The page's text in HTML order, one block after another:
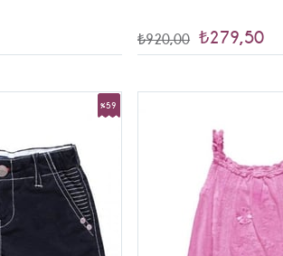
₺279,50
₺920,00
%59